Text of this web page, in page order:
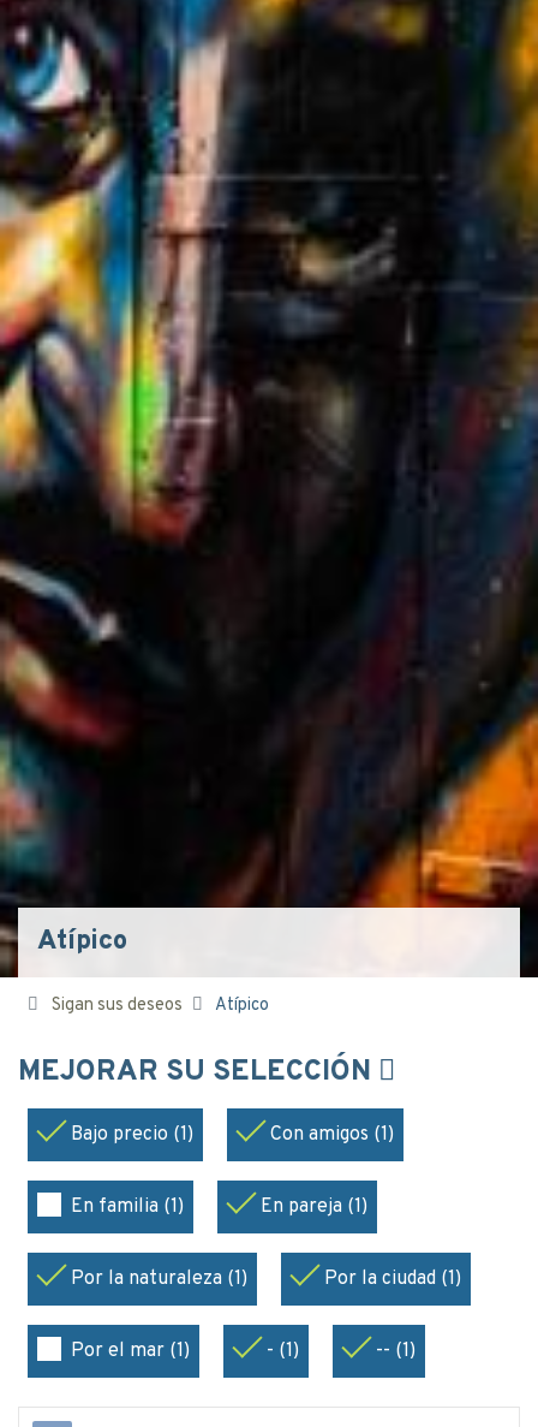
Atípico
Sigan sus deseos Atípico
MEJORAR SU SELECCIÓN
Bajo precio (1) Con amigos (1)
En familia (1) En pareja (1)
Por la naturaleza (1) Por la ciudad (1)
Por el mar (1) - (1) -- (1)